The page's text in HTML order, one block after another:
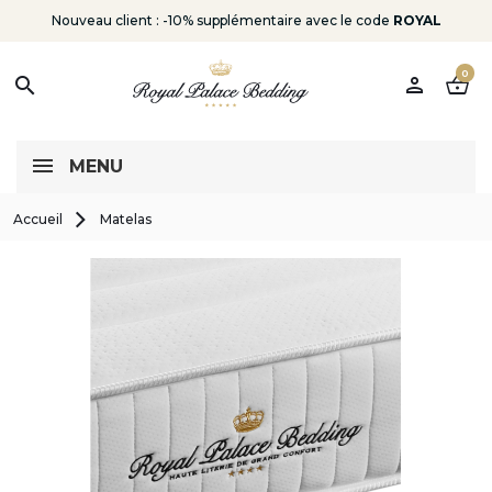
Nouveau client : -10% supplémentaire avec le code ROYAL
search person shopping_basket
0
MENU
Accueil Matelas